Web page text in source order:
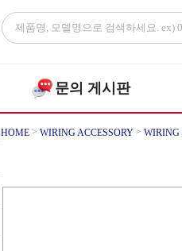
문의 게시판
HOME > WIRING ACCESSORY > WIRING